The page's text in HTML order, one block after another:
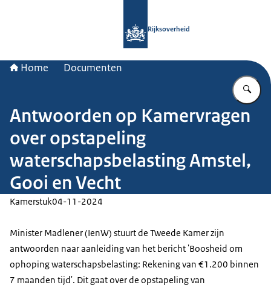
Rijksoverheid
Home Documenten
Antwoorden op Kamervragen
over opstapeling
waterschapsbelasting Amstel,
Gooi en Vecht
Kamerstuk04-11-2024
Minister Madlener (IenW) stuurt de Tweede Kamer zijn
antwoorden naar aanleiding van het bericht 'Boosheid om
ophoping waterschapsbelasting: Rekening van €1.200 binnen
7 maanden tijd'. Dit gaat over de opstapeling van